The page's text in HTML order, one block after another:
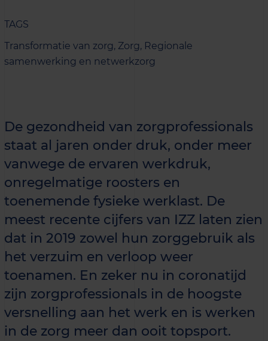
TAGS
Transformatie van zorg, Zorg, Regionale
samenwerking en netwerkzorg
De gezondheid van zorgprofessionals
staat al jaren onder druk, onder meer
vanwege de ervaren werkdruk,
onregelmatige roosters en
toenemende fysieke werklast. De
meest recente cijfers van IZZ laten zien
dat in 2019 zowel hun zorggebruik als
het verzuim en verloop weer
toenamen. En zeker nu in coronatijd
zijn zorgprofessionals in de hoogste
versnelling aan het werk en is werken
in de zorg meer dan ooit topsport.